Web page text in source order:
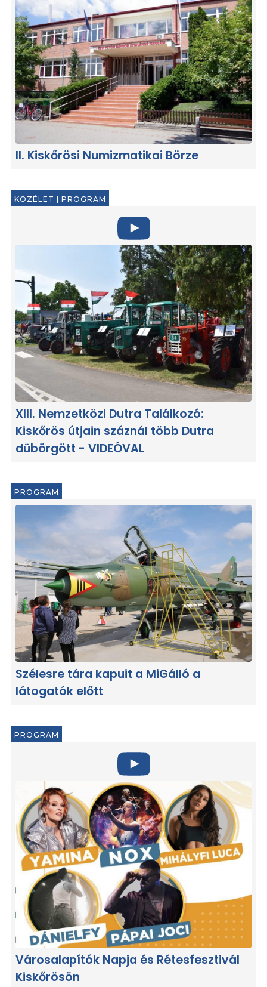
II. Kiskőrösi Numizmatikai Börze
KÖZÉLET | PROGRAM
XIII. Nemzetközi Dutra Találkozó:
Kiskőrös útjain száznál több Dutra
dübörgött - VIDEÓVAL
PROGRAM
Szélesre tára kapuit a MiGálló a
látogatók előtt
PROGRAM
Városalapítók Napja és Rétesfesztivál
Kiskőrösön